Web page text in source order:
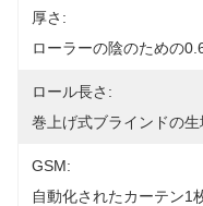
厚さ:
ローラーの陰のための
ロール長さ:
巻上げ式ブラインドの
GSM:
自動化されたカーテン1